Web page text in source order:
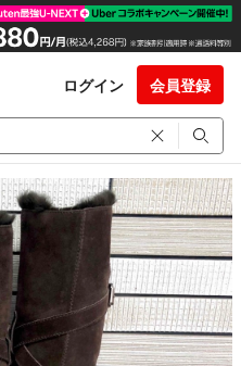
ログイン 会員登録